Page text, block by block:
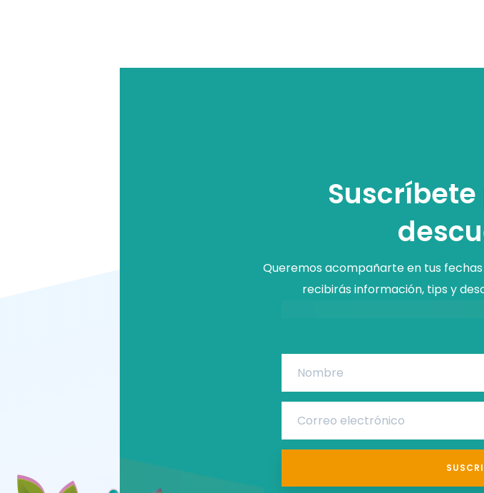
Queremos acompañarte en tus
recibirás información, tips y